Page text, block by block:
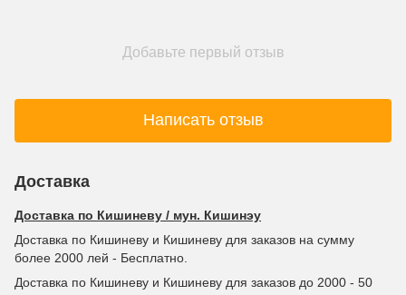
Добавьте первый отзыв
Написать отзыв
Доставка
Доставка по Кишиневу / мун. Кишинэу
Доставка по Кишиневу и Кишиневу для заказов на сумму
более 2000 лей - Бесплатно.
Доставка по Кишиневу и Кишиневу для заказов до 2000 - 50